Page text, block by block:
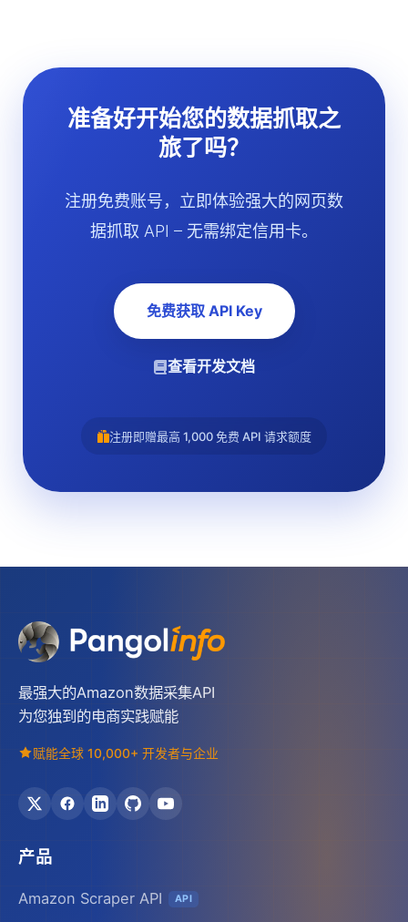
准备好开始您的数据抓取之
旅了吗？
注册免费账号，立即体验强大的网页数
据抓取 API – 无需绑定信用卡。
免费获取 API Key
查看开发文档
注册即赠最高 1,000 免费 API 请求额度
最强大的Amazon数据采集API
为您独到的电商实践赋能
赋能全球 10,000+ 开发者与企业
产品
Amazon Scraper API API